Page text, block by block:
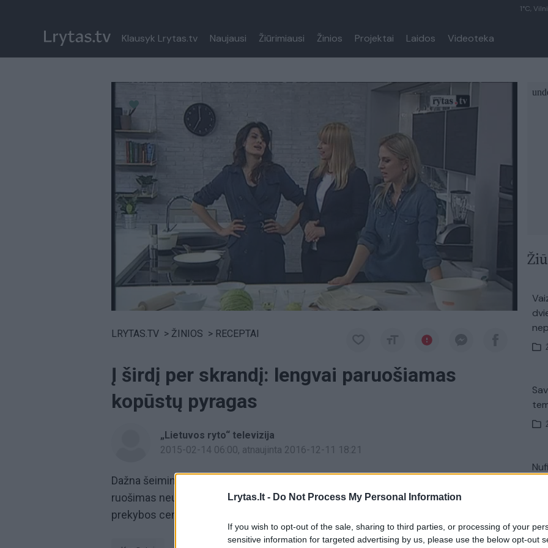
Lrytas.lt - Do Not Process My Personal Information
If you wish to opt-out of the sale, sharing to third parties, or processing of your
sensitive information for targeted advertising by us, please use the below opt-out
1°C,
Klausyk Lrytas.tv Naujausi Žiūrimiausi Žinios Projektai Laidos Videoteka
Paremkite Ukrainą
LRYTAS.TV > ŽINIOS > RECEPTAI
Į širdį per skrandį: lengvai paruošiamas
kopūstų pyragas
„Lietuvos ryto“ televizija
2015-02-14 06:00, atnaujinta 2016-12-11 18:21
Dažna šeimininkė suka galvą, ką šiandien paruošti šeimai gardaus ir kad patiekalo
ruošimas neužimtų daug laiko bei jam nereikėtų įmantrių produktų. Patarimas:
prekybos centre įsigykite tradicinių daržovių ir šeimai patiekite pyragą.